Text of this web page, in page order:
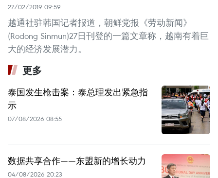
27/02/2019 09:59
越通社驻韩国记者报道，朝鲜党报《劳动新闻》
(Rodong Sinmun)27日刊登的一篇文章称，越南有着巨
大的经济发展潜力。
更多
泰国发生枪击案：泰总理发出紧急指
示
07/08/2026 08:55
数据共享合作——东盟新的增长动力
04/08/2026 20:23